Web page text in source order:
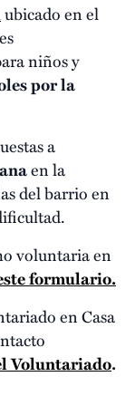
ubicado en el
niños y
por la
a
en la
del barrio en
voluntaria en
formulario.
en Casa
Voluntariado.